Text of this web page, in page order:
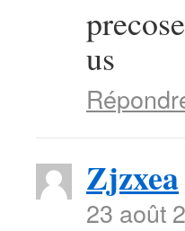
us
Zjzxea
23 août